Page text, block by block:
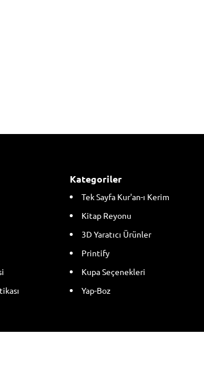
Kategoriler
Tek Sayfa Kur'an-ı Kerim
Kitap Reyonu
3D Yaratıcı Ürünler
Printify
Kupa Seçenekleri
Yap-Boz